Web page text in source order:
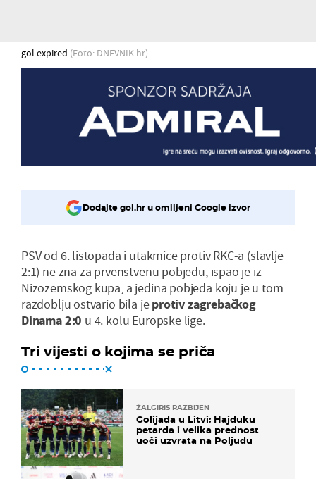
gol expired (Foto: DNEVNIK.hr)
Dodajte gol.hr u omiljeni Google izvor
PSV od 6. listopada i utakmice protiv RKC-a (slavlje
2:1) ne zna za prvenstvenu pobjedu, ispao je iz
Nizozemskog kupa, a jedina pobjeda koju je u tom
razdoblju ostvario bila jeprotiv zagrebačkog
Dinama 2:0 u 4. kolu Europske lige.
Tri vijesti o kojima se priča
ŽALGIRIS RAZBIJEN
Golijada u Litvi: Hajduku
petarda i velika prednost
uoči uzvrata na Poljudu